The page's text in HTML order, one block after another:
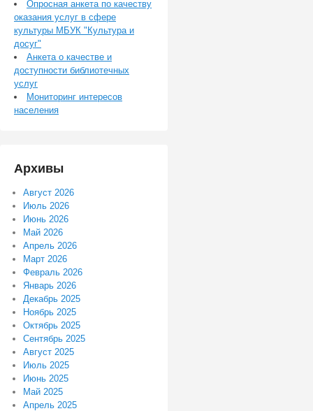
Опросная анкета по качеству
оказания услуг в сфере
культуры МБУК "Культура и
досуг"
Анкета о качестве и
доступности библиотечных
услуг
Мониторинг интересов
населения
Архивы
Август 2026
Июль 2026
Июнь 2026
Май 2026
Апрель 2026
Март 2026
Февраль 2026
Январь 2026
Декабрь 2025
Ноябрь 2025
Октябрь 2025
Сентябрь 2025
Август 2025
Июль 2025
Июнь 2025
Май 2025
Апрель 2025